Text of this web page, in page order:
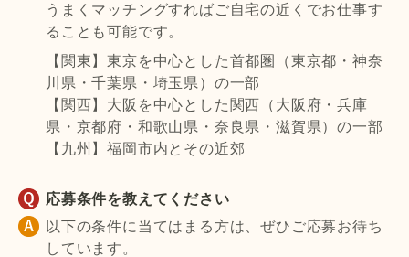
うまくマッチングすればご自宅の近くでお仕事す
ることも可能です。
【関東】東京を中心とした首都圏（東京都・神奈
川県・千葉県・埼玉県）の一部
【関西】大阪を中心とした関西（大阪府・兵庫
県・京都府・和歌山県・奈良県・滋賀県）の一部
【九州】福岡市内とその近郊
応募条件を教えてください
以下の条件に当てはまる方は、ぜひご応募お待ち
しています。